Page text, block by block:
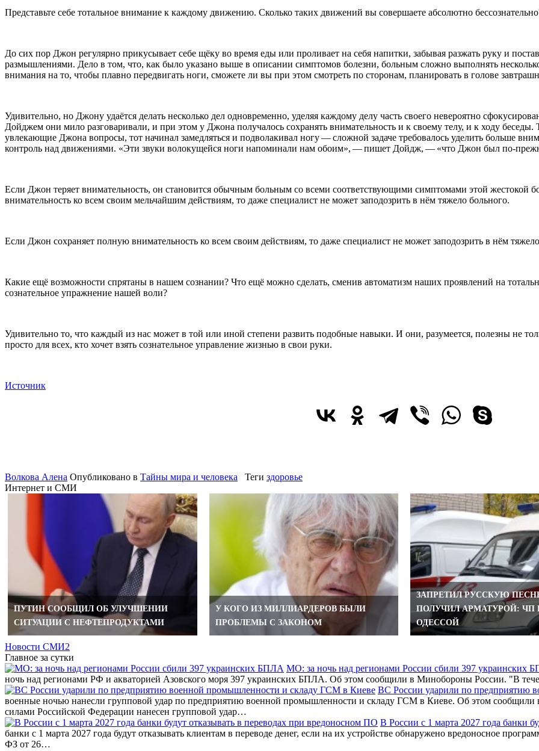
Представьте себе тотальное внимание к каждому движению. Сколько таких движений вы совершаете абсолютно
До сих пор Джон регулярно прикусывает себе щёку во время еды или проливает на себя напитки, забывая разжать руку и
размышлениями. Дело в том, что, как было указано выше в описании симптомов болезни, больным сложно выполнять
внимания на то, чтобы плавно передвигать ноги, сможете ли вы при этом смотреть по сторонам, планировать в голове
Удивительно, но Джону удаётся делать несколько дел одновременно, уделяя каждому делу часть своего невероятно
Дойджем они мило разговаривали, и при этом у Джона получалось сохранять внимательность и к своему телу, и к ходу
увлекающие Джона вопросы, тот начинал замедляться и подволакивал ногу — сложной задаче требовалось уделить больше
контроль над движениями. «Эти звуки волокущейся ноги напоминали нам обоим», — пишет Дойдж, — «что Джон был по-
Если Джон теряет внимательность, он становится обычным больным со всеми соответствующими симптомами этой жестокой
внимательность ко всем своим мельчайшим действиям, то даже специалист не может заподозрить в нём тяжело больного.
Если Джон сохраняет полную внимательность ко всем своим действиям, то даже специалист не может заподозрить в нём
Какие ещё возможности спрятаны в нашем сознании? Что ещё можно сделать, сменив автоматизм наших проявлений на
сознательное упражнение нашей воли?
Удивительно то, что каждый из нас может в той или иной степени развить подобные навыки. И они, разумеется, полезны не
просто для всех, кто хочет взять сознательное управление жизнью в свои руки.
Источник
Волкова Алена Опубликовано в Тайны мира и человека Теги здоровье
Интернет и СМИ
ПУТИН СООБЩИЛ ОБ УЛУЧШЕНИИ
СИТУАЦИИ С НЕФТЕПРОДУКТАМИ
У КОГО ИЗ МИЛЛИАРДЕРОВ БЫЛИ
ПРОБЛЕМЫ С ЗАКОНОМ
ЗАПРЕТИЛ РУССКУЮ
ПОЛУЧИЛ АРМАТУРОЙ: ЧП
ОДЕССОЙ
Новости СМИ2
Главное за сутки
МО: за ночь над регионами России сбили 397 украинских
ночь над регионами РФ и акваторией Азовского моря 397 украинских БПЛА. Об этом сообщили в Минобороны России. "В
ВС России ударили по предприятию
военные ночью нанесли групповой удар по предприятию военной промышленности и складу ГСМ в Киеве. Об этом
силами Российской Федерации нанесен групповой удар…
В России с 1 марта 2027 года банки
банки с 1 марта 2027 года будут отказывать клиентам в переводе денег, если на их устройстве обнаружено вредоносное
ФЗ от 26…